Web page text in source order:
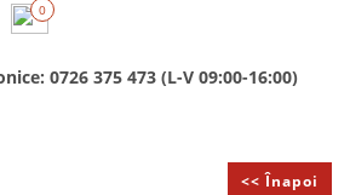
0
0726 375 473 (L-V 09:00-16:00)
<< Înapoi